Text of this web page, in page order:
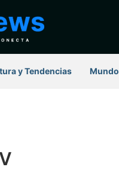
y Tendencias Mundo